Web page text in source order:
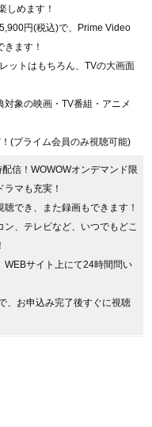
しめます！
円(税込)で、Prime Video
ます！
ットはもちろん、TVの大画面
対象の映画・TV番組・アニメ
(プライム会員のみ視聴可能)
配信 ！WOWOWオンデマンド限
マも充実！
聴でき、また録画もできます！
ン、テレビなど、いつでもどこ
WEBサイト上にて24時間問い
、お申込み完了後すぐに視聴